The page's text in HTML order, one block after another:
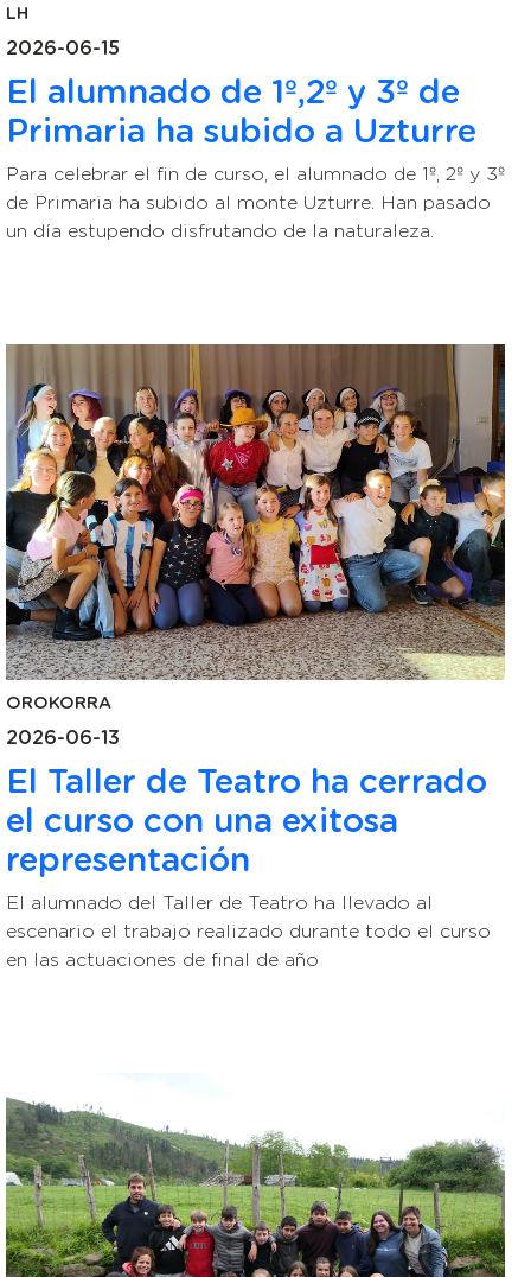
LH
2026-06-15
El alumnado de 1º,2º y 3º de
Primaria ha subido a Uzturre
Para celebrar el fin de curso, el alumnado de 1º, 2º y 3º
de Primaria ha subido al monte Uzturre. Han pasado
un día estupendo disfrutando de la naturaleza.
OROKORRA
2026-06-13
El Taller de Teatro ha cerrado
el curso con una exitosa
representación
El alumnado del Taller de Teatro ha llevado al
escenario el trabajo realizado durante todo el curso
en las actuaciones de final de año